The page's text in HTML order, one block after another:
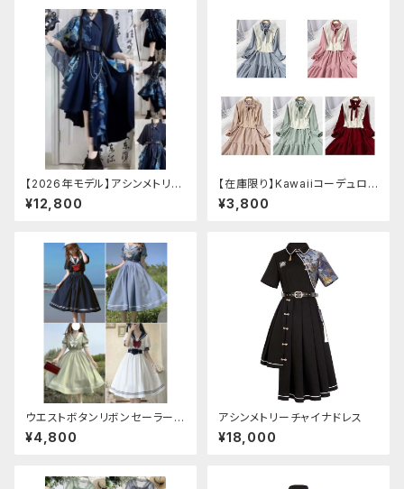
【2026年モデル】アシンメトリー
チャイナ改良ドレス
¥12,800
【在庫限り】Kawaiiコーデュロイ
ニットワンピースセットアップ
¥3,800
ウエストボタンリボンセーラーワ
ンピース
¥4,800
アシンメトリーチャイナドレス
¥18,000